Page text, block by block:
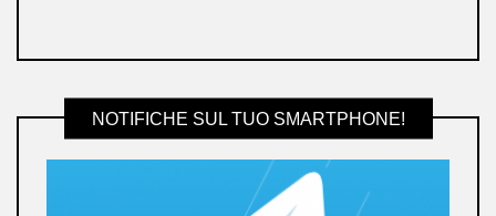
NOTIFICHE SUL TUO SMARTPHONE!